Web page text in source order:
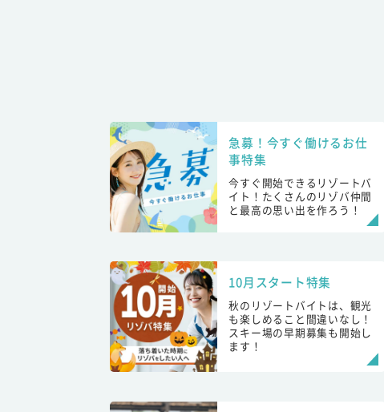
急募！今すぐ働けるお仕
事特集
今すぐ開始できるリゾートバ
イト！たくさんのリゾバ仲間
と最高の思い出を作ろう！
10月スタート特集
秋のリゾートバイトは、観光
も楽しめること間違いなし！
スキー場の早期募集も開始し
ます！